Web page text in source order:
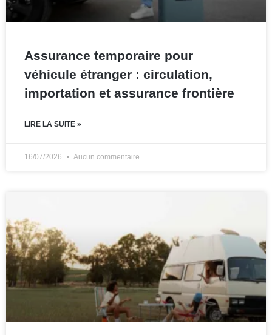
Assurance temporaire pour
véhicule étranger : circulation,
importation et assurance frontière
LIRE LA SUITE »
16/07/2026 Aucun commentaire